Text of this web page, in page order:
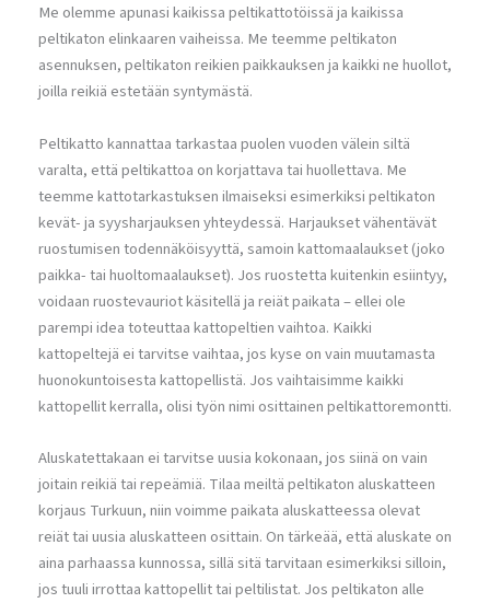
Me olemme apunasi kaikissa peltikattotöissä ja kaikissa
peltikaton elinkaaren vaiheissa. Me teemme peltikaton
asennuksen, peltikaton reikien paikkauksen ja kaikki ne huollot,
joilla reikiä estetään syntymästä.
Peltikatto kannattaa tarkastaa puolen vuoden välein siltä
varalta, että peltikattoa on korjattava tai huollettava. Me
teemme kattotarkastuksen ilmaiseksi esimerkiksi peltikaton
kevät- ja syysharjauksen yhteydessä. Harjaukset vähentävät
ruostumisen todennäköisyyttä, samoin kattomaalaukset (joko
paikka- tai huoltomaalaukset). Jos ruostetta kuitenkin esiintyy,
voidaan ruostevauriot käsitellä ja reiät paikata – ellei ole
parempi idea toteuttaa kattopeltien vaihtoa. Kaikki
kattopeltejä ei tarvitse vaihtaa, jos kyse on vain muutamasta
huonokuntoisesta kattopellistä. Jos vaihtaisimme kaikki
kattopellit kerralla, olisi työn nimi osittainen peltikattoremontti.
Aluskatettakaan ei tarvitse uusia kokonaan, jos siinä on vain
joitain reikiä tai repeämiä. Tilaa meiltä peltikaton aluskatteen
korjaus Turkuun, niin voimme paikata aluskatteessa olevat
reiät tai uusia aluskatteen osittain. On tärkeää, että aluskate on
aina parhaassa kunnossa, sillä sitä tarvitaan esimerkiksi silloin,
jos tuuli irrottaa kattopellit tai peltilistat. Jos peltikaton alle